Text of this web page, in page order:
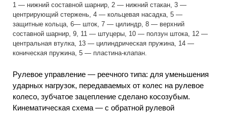
1 — нижний составной шарнир, 2 — нижний стакан, 3 —
центрирующий стержень, 4 — кольцевая насадка, 5 —
защитные кольца, 6— шток, 7 — цилиндр, 8 — верхний
составной шарнир, 9, 11 — штуцеры, 10 — ползун штока, 12 —
центральная втулка, 13 — цилиндрическая пружина, 14 —
коническая пружина, 5 — пластина-клапан.
Рулевое управление — реечного типа: для уменьшения
ударных нагрузок, передаваемых от колес на рулевое
колесо, зубчатое зацепление сделано косозубым.
Кинематическая схема — с обратной рулевой